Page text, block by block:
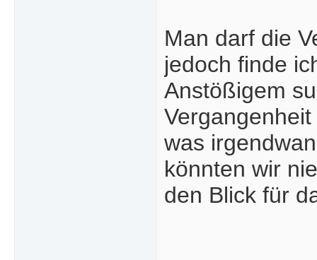
Man darf die
jedoch finde
Anstößigem
was
könnten wir
den Blick für